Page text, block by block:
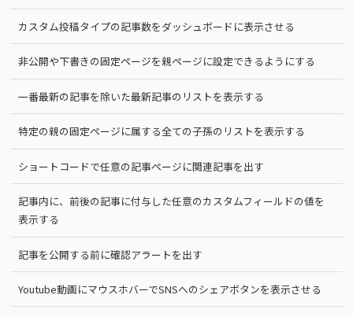
カスタム投稿タイプの記事数をダッシュボードに表示させる
非公開や下書きの固定ページを親ページに設定できるようにする
一番最新の記事を除いた最新記事のリストを表示する
特定の親の固定ページに属する全ての子孫のリストを表示する
ショートコードで任意の記事ページに関連記事を出す
記事内に、前後の記事に付与した任意のカスタムフィールドの値を
表示する
記事を公開する前に確認アラートを出す
Youtube動画にマウスホバーでSNSへのシェアボタンを表示させる